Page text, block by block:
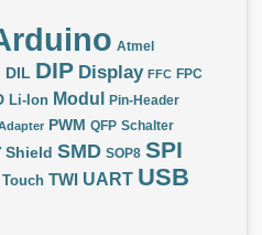
Atmel
DIL DIP Display FFC FPC
Li-Ion Modul Pin-Header
PWM QFP Schalter
Shield SMD SOP8 SPI
Touch TWI UART USB